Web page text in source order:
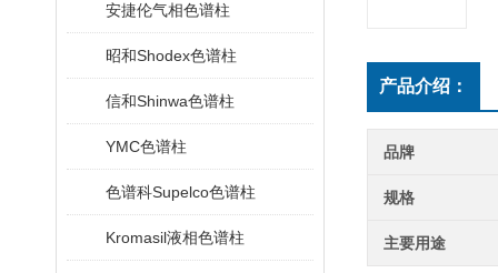
安捷伦气相色谱柱
昭和Shodex色谱柱
信和Shinwa色谱柱
YMC色谱柱
色谱科Supelco色谱柱
Kromasil液相色谱柱
产品介绍：
品牌
规格
主要用途